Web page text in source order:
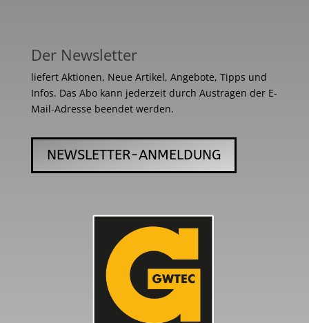
Der Newsletter
liefert Aktionen, Neue Artikel, Angebote, Tipps und
Infos. Das Abo kann jederzeit durch Austragen der E-
Mail-Adresse beendet werden.
NEWSLETTER-ANMELDUNG